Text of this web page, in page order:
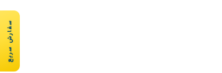
سفارش سریع